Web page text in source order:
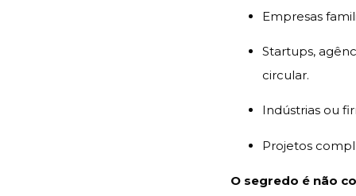
Empresas
Startups,
circular.
Indústrias ou
Projetos
O segredo é não